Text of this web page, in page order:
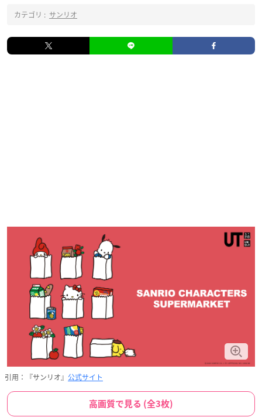
カテゴリ : サンリオ
引用：『サンリオ』 公式サイト
高画質で見る (全3枚)